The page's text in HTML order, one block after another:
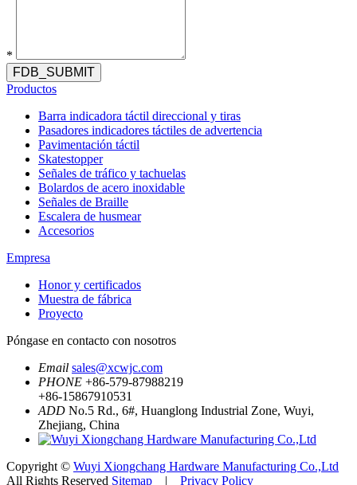
*
FDB_SUBMIT
Productos
Barra indicadora táctil direccional y tiras
Pasadores indicadores táctiles de advertencia
Pavimentación táctil
Skatestopper
Señales de tráfico y tachuelas
Bolardos de acero inoxidable
Señales de Braille
Escalera de husmear
Accesorios
Empresa
Honor y certificados
Muestra de fábrica
Proyecto
Póngase en contacto con nosotros
Email sales@xcwjc.com
PHONE +86-579-87988219
+86-15867910531
ADD No.5 Rd., 6#, Huanglong Industrial Zone, Wuyi,
Zhejiang, China
Copyright © Wuyi Xiongchang Hardware Manufacturing Co.,Ltd
All Rights Reserved Sitemap | Privacy Policy